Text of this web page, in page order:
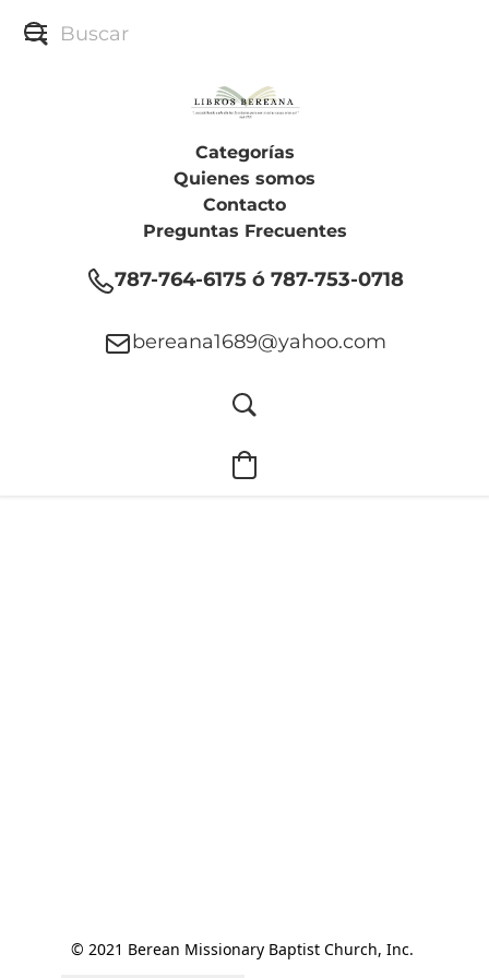
Categorías
Quienes somos
Contacto
Preguntas Frecuentes
787-764-6175 ó 787-753-0718
bereana1689@yahoo.com
© 2021 Berean Missionary Baptist Church, Inc.